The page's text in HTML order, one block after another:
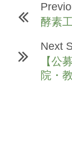
酵素
Next
【公
院・